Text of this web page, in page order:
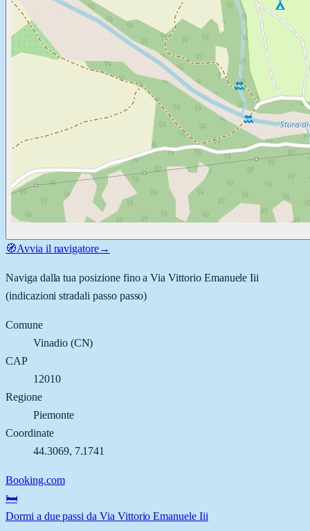
🧭Avvia il navigatore→
Naviga dalla tua posizione fino aVia Vittorio Emanuele Iii
(indicazioni stradali passo passo)
Comune
Vinadio(CN)
CAP
12010
Regione
Piemonte
Coordinate
44.3069, 7.1741
Booking.com
🛏️
Dormi a due passi da Via Vittorio Emanuele Iii